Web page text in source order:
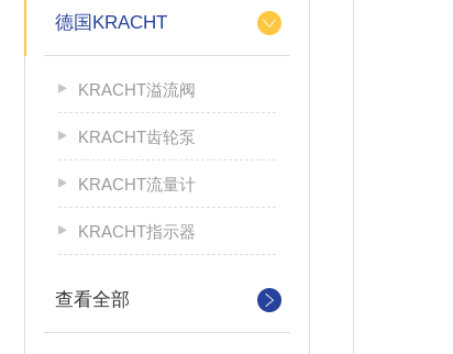
德国KRACHT
KRACHT溢流阀
KRACHT齿轮泵
KRACHT流量计
KRACHT指示器
查看全部